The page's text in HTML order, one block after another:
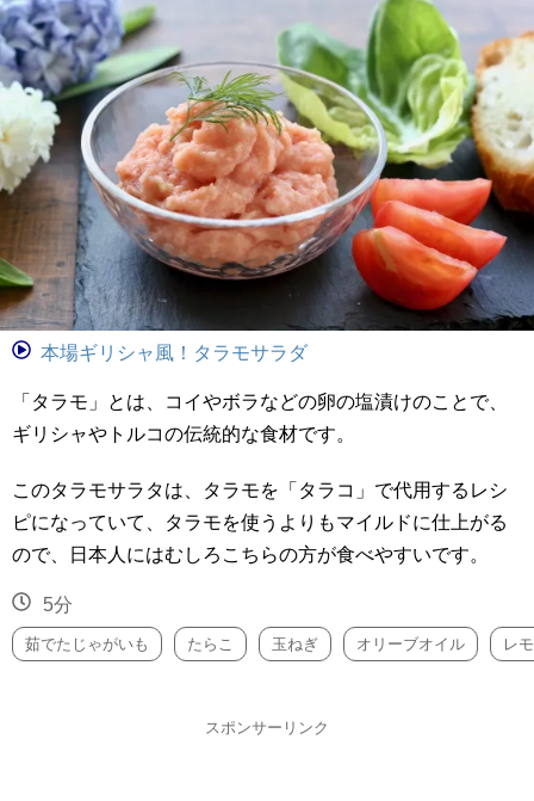
本場ギリシャ風！タラモサラダ
「タラモ」とは、コイやボラなどの卵の塩漬けのことで、
ギリシャやトルコの伝統的な食材です。
このタラモサラタは、タラモを「タラコ」で代用するレシ
ピになっていて、タラモを使うよりもマイルドに仕上がる
ので、日本人にはむしろこちらの方が食べやすいです。
5分
茹でたじゃがいも たらこ 玉ねぎ オリーブオイル レ
スポンサーリンク